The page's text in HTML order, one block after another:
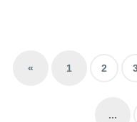
« 1 2
...